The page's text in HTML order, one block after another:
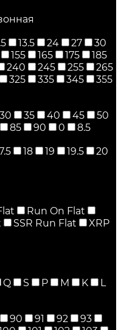
13.5 24 27
30
155 165 175
185
240 245 255
265
325 335 345
355
30 35 40 45
50
85 90 0
8.5
18 19 19.5
20
Run On Flat
SSR Run Flat
XRP
Q S P M K
L
90 91 92
93